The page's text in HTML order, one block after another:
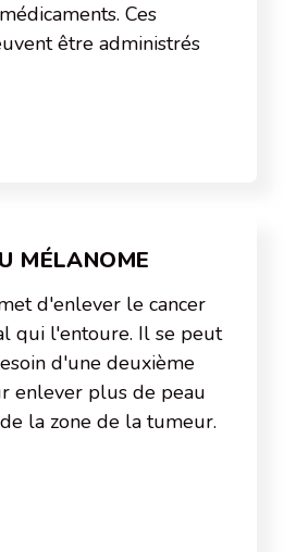
Ces
être administrés
MÉLANOME
d'enlever le cancer
qui l'entoure. Il se peut
d'une deuxième
enlever plus de peau
la zone de la tumeur.